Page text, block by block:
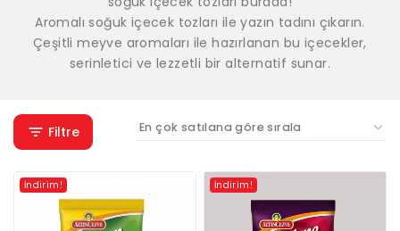
Aromalı soğuk içecek tozları ile yazın tadını çıkarın.
Çeşitli meyve aromaları ile hazırlanan bu içecekler,
serinletici ve lezzetli bir alternatif sunar.
Filtre
İndirim! İndirim!